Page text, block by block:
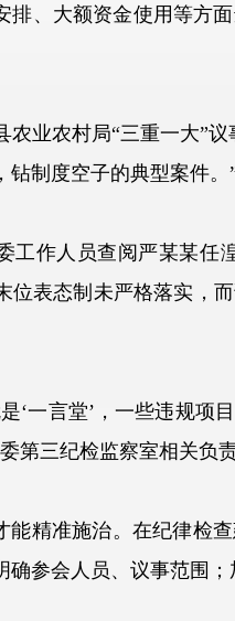
排、大额资金使用等方
农村局“三重一大”议
钻制度空子的典型案件
作人员查阅严某某任湟
位表态制未严格落实，
一言堂’，一些违规项
第三纪检监察室相关负
精准施治。在纪律检查
确参会人员、议事范围